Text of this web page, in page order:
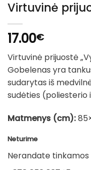
Virtuvinė
17.00€
Virtuvinė prijuostė
Gobelenas yra
sudarytas iš
sudėties (poliesterio
Matmenys (cm):
Neturime
Nerandate tinkamos